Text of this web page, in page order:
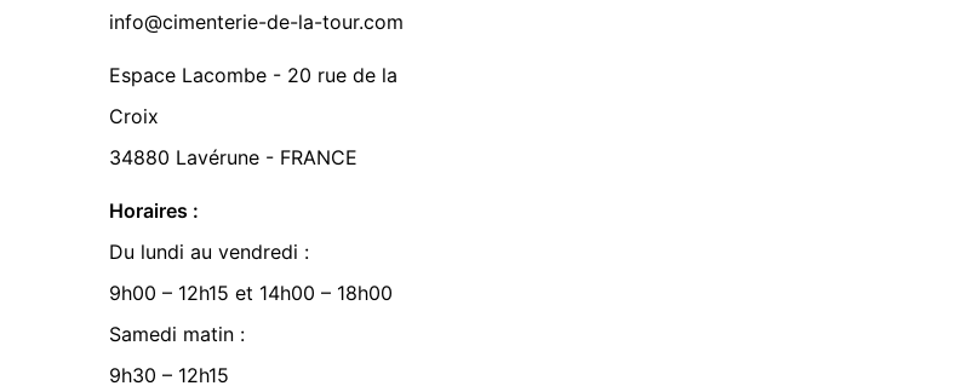
info@cimenterie-de-la-tour.com
Espace Lacombe - 20 rue de la
Croix
34880 Lavérune - FRANCE
Horaires :
Du lundi au vendredi :
9h00 – 12h15 et 14h00 – 18h00
Samedi matin :
9h30 – 12h15